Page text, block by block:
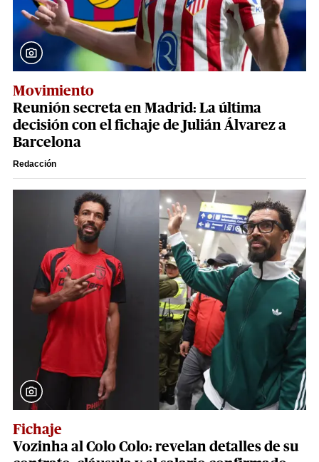
Movimiento
Reunión secreta en Madrid: La última
decisión con el fichaje de Julián Álvarez a
Barcelona
Redacción
Fichaje
Vozinha al Colo Colo: revelan detalles de su